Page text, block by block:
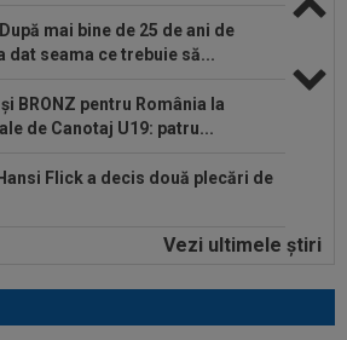
După mai bine de 25 de ani de
dat seama ce trebuie să...
și BRONZ pentru România la
de Canotaj U19: patru...
Flick a decis două plecări de
anunț despre revenirea în
Copos, fără dubii! A dat
Vezi ultimele ştiri